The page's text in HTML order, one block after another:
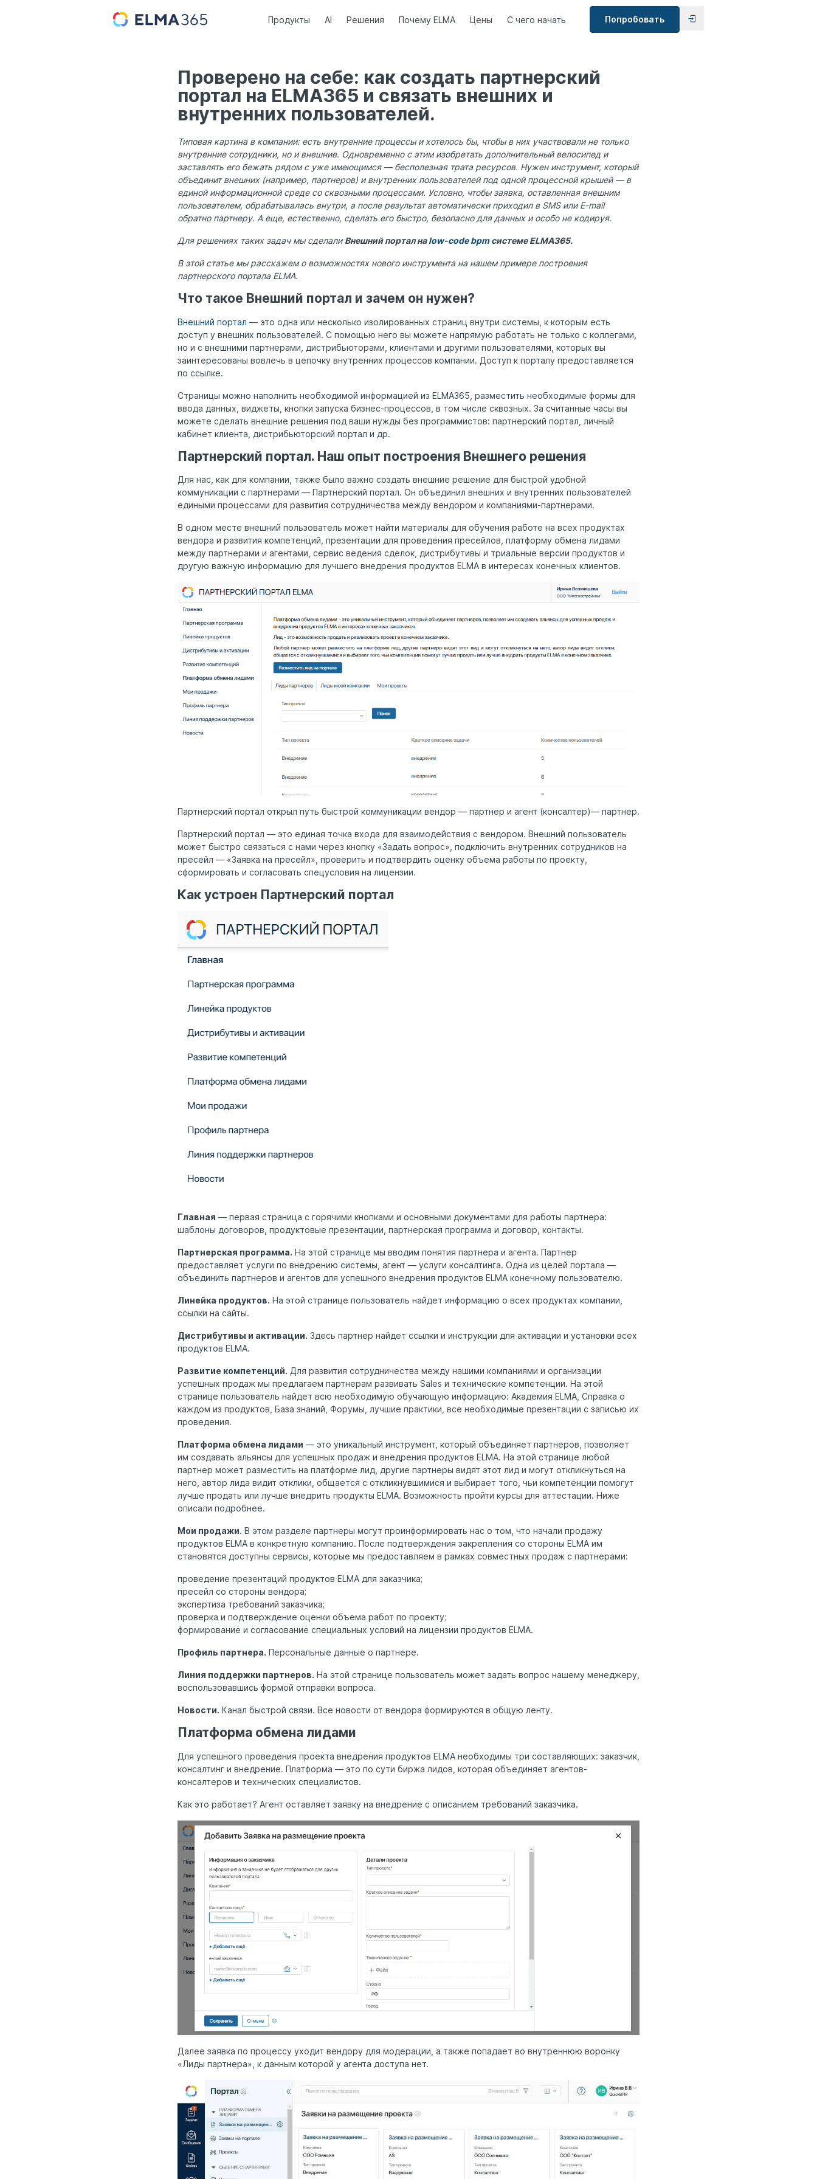
Продукты AI Решения Почему ELMA Цены С чего начать Попробовать
Проверено на себе: как создать партнерский
портал на ELMA365 и связать внешних и
внутренних пользователей.
Типовая картина в компании: есть внутренние процессы и хотелось бы, чтобы в них участвовали не только
внутренние сотрудники, но и внешние. Одновременно с этим изобретать дополнительный велосипед и
заставлять его бежать рядом с уже имеющимся — бесполезная трата ресурсов. Нужен инструмент, который
объединит внешних (например, партнеров) и внутренних пользователей под одной процессной крышей — в
единой информационной среде со сквозными процессами. Условно, чтобы заявка, оставленная внешним
пользователем, обрабатывалась внутри, а после результат автоматически приходил в SMS или E-mail
обратно партнеру. А еще, естественно, сделать его быстро, безопасно для данных и особо не кодируя.
Для решениях таких задач мы сделали Внешний портал наlow-code bpmсистеме ELMA365.
В этой статье мы расскажем о возможностях нового инструмента на нашем примере построения
партнерского портала ELMA.
Что такое Внешний портал и зачем он нужен?
Внешний портал — это одна или несколько изолированных страниц внутри системы, к которым есть
доступ у внешних пользователей. С помощью него вы можете напрямую работать не только с коллегами,
но и с внешними партнерами, дистрибьюторами, клиентами и другими пользователями, которых вы
заинтересованы вовлечь в цепочку внутренних процессов компании. Доступ к порталу предоставляется
по ссылке.
Страницы можно наполнить необходимой информацией из ELMA365, разместить необходимые формы для
ввода данных, виджеты, кнопки запуска бизнес-процессов, в том числе сквозных. За считанные часы вы
можете сделать внешние решения под ваши нужды без программистов: партнерский портал, личный
кабинет клиента, дистрибьюторский портал и др.
Партнерский портал. Наш опыт построения Внешнего решения
Для нас, как для компании, также было важно создать внешние решение для быстрой удобной
коммуникации с партнерами — Партнерский портал. Он объединил внешних и внутренних пользователей
едиными процессами для развития сотрудничества между вендором и компаниями-партнерами.
В одном месте внешний пользователь может найти материалы для обучения работе на всех продуктах
вендора и развития компетенций, презентации для проведения пресейлов, платформу обмена лидами
между партнерами и агентами, сервис ведения сделок, дистрибутивы и триальные версии продуктов и
другую важную информацию для лучшего внедрения продуктов ELMA в интересах конечных клиентов.
Партнерский портал открыл путь быстрой коммуникации вендор — партнер и агент (консалтер)— партнер.
Партнерский портал — это единая точка входа для взаимодействия с вендором. Внешний пользователь
может быстро связаться с нами через кнопку «Задать вопрос», подключить внутренних сотрудников на
пресейл — «Заявка на пресейл», проверить и подтвердить оценку объема работы по проекту,
сформировать и согласовать спецусловия на лицензии.
Как устроен Партнерский портал
Главная — первая страница с горячими кнопками и основными документами для работы партнера:
шаблоны договоров, продуктовые презентации, партнерская программа и договор, контакты.
Партнерская программа. На этой странице мы вводим понятия партнера и агента. Партнер
предоставляет услуги по внедрению системы, агент — услуги консалтинга. Одна из целей портала —
объединить партнеров и агентов для успешного внедрения продуктов ELMA конечному пользователю.
Линейка продуктов. На этой странице пользователь найдет информацию о всех продуктах компании,
ссылки на сайты.
Дистрибутивы и активации. Здесь партнер найдет ссылки и инструкции для активации и установки всех
продуктов ELMA.
Развитие компетенций. Для развития сотрудничества между нашими компаниями и организации
успешных продаж мы предлагаем партнерам развивать Sales и технические компетенции. На этой
странице пользователь найдет всю необходимую обучающую информацию: Академия ELMA, Справка о
каждом из продуктов, База знаний, Форумы, лучшие практики, все необходимые презентации с записью их
проведения.
Платформа обмена лидами — это уникальный инструмент, который объединяет партнеров, позволяет
им создавать альянсы для успешных продаж и внедрения продуктов ELMA. На этой странице любой
партнер может разместить на платформе лид, другие партнеры видят этот лид и могут откликнуться на
него, автор лида видит отклики, общается с откликнувшимися и выбирает того, чьи компетенции помогут
лучше продать или лучше внедрить продукты ELMA. Возможность пройти курсы для аттестации. Ниже
описали подробнее.
Мои продажи. В этом разделе партнеры могут проинформировать нас о том, что начали продажу
продуктов ELMA в конкретную компанию. После подтверждения закрепления со стороны ELMA им
становятся доступны сервисы, которые мы предоставляем в рамках совместных продаж с партнерами:
проведение презентаций продуктов ELMA для заказчика;
пресейл со стороны вендора;
экспертиза требований заказчика;
проверка и подтверждение оценки объема работ по проекту;
формирование и согласование специальных условий на лицензии продуктов ELMA.
Профиль партнера. Персональные данные о партнере.
Линия поддержки партнеров. На этой странице пользователь может задать вопрос нашему менеджеру,
воспользовавшись формой отправки вопроса.
Новости. Канал быстрой связи. Все новости от вендора формируются в общую ленту.
Платформа обмена лидами
Для успешного проведения проекта внедрения продуктов ELMA необходимы три составляющих: заказчик,
консалтинг и внедрение. Платформа — это по сути биржа лидов, которая объединяет агентов-
консалтеров и технических специалистов.
Как это работает? Агент оставляет заявку на внедрение с описанием требований заказчика.
Далее заявка по процессу уходит вендору для модерации, а также попадает во внутреннюю воронку
«Лиды партнера», к данным которой у агента доступа нет.